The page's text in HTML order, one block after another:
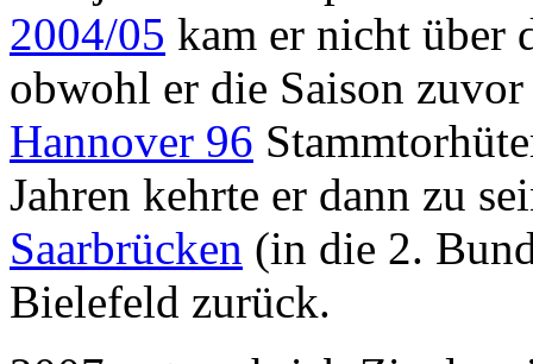
2004/05 kam er nicht über
obwohl er die Saison
Hannover 96
Jahren kehrte er dann zu
Saarbrücken (in die 2.
Bielefeld zurück.